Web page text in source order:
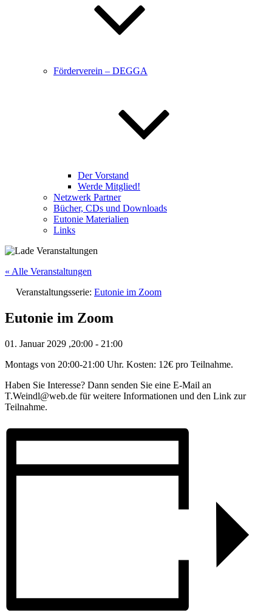
Förderverein – DEGGA
Der Vorstand
Werde Mitglied!
Netzwerk Partner
Bücher, CDs und Downloads
Eutonie Materialien
Links
« Alle Veranstaltungen
Veranstaltungsserie: Eutonie im Zoom
Eutonie im Zoom
01. Januar 2029 ,20:00 - 21:00
Montags von 20:00-21:00 Uhr. Kosten: 12€ pro Teilnahme.
Haben Sie Interesse? Dann senden Sie eine E-Mail an
T.Weindl@web.de für weitere Informationen und den Link zur
Teilnahme.